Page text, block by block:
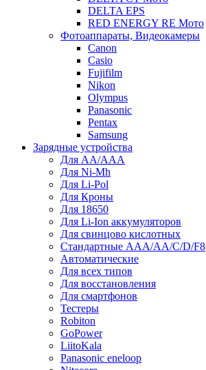
DELTA EPS
RED ENERGY RE Мото
Фотоаппараты, Видеокамеры
Canon
Casio
Fujifilm
Nikon
Olympus
Panasonic
Pentax
Samsung
Зарядные устройства
Для AA/AAA
Для Ni-Mh
Для Li-Pol
Для Кроны
Для 18650
Для Li-Ion аккумуляторов
Для свинцово кислотных
Стандартные ААА/АА/С/D/F8
Автоматические
Для всех типов
Для восстановления
Для смартфонов
Тестеры
Robiton
GoPower
LiitoKala
Panasonic eneloop